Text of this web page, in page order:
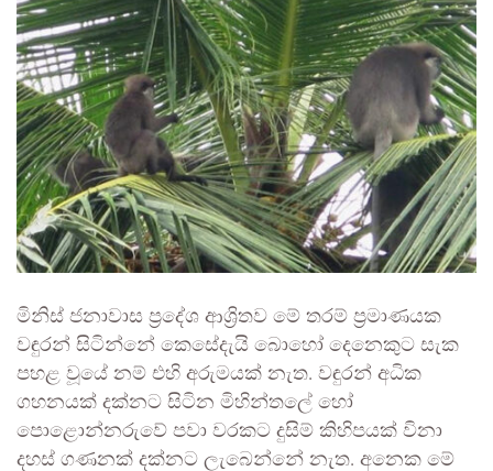
මිනිස් ජනාවාස ප්‍රදේශ ආශ්‍රිතව මේ තරම් ප්‍රමාණයක
වඳුරන් සිටින්නේ කෙසේදැයි බොහෝ දෙනෙකුට සැක
පහළ වූයේ නම් එහි අරුමයක් නැත. වඳුරන් අධික
ගහනයක් දක්නට සිටින මිහින්තලේ හෝ
පොළොන්නරුවේ පවා වරකට දුසිම් කිහිපයක් විනා
දහස් ගණනක් දක්නට ලැබෙන්නේ නැත. අනෙක මේ